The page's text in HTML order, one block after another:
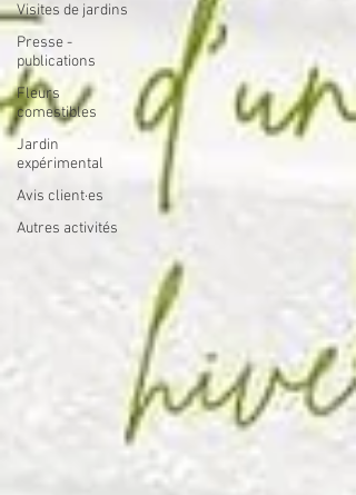
Visites de jardins
Presse -
publications
Fleurs
comestibles
Jardin
expérimental
Avis client·es
Autres activités